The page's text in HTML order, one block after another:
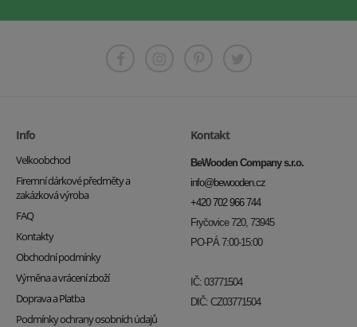
Info
Velkoobchod
Firemní dárkové předměty a
zakázková výroba
FAQ
Kontakty
Obchodní podmínky
Výměna a vrácení zboží
Doprava a Platba
Podmínky ochrany osobních údajů
Kontakt
BeWooden Company s.r.o.
info@bewooden.cz
+420 702 966 744
Fryčovice 720, 73945
PO-PÁ 7:00-15:00
IČ: 03771504
DIČ: CZ03771504